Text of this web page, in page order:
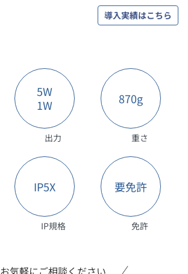
導入実績はこちら
5W
1W
出力
870g
重さ
IP5X
IP規格
要免許
免許